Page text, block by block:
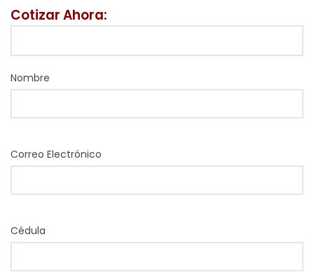
Cotizar Ahora:
Nombre
Correo Electrónico
Cédula